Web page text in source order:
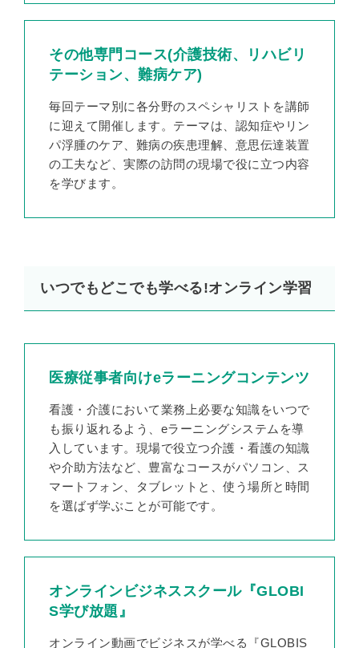
その他専門コース(介護技術、リハビリ
テーション、難病ケア)
毎回テーマ別に各分野のスペシャリストを講師
に迎えて開催します。テーマは、認知症やリン
パ浮腫のケア、難病の疾患理解、意思伝達装置
の工夫など、実際の訪問の現場で役に立つ内容
を学びます。
いつでもどこでも学べる!オンライン学習
医療従事者向けeラーニングコンテンツ
看護・介護において業務上必要な知識をいつで
も振り返れるよう、eラーニングシステムを導
入しています。現場で役立つ介護・看護の知識
や介助方法など、豊富なコースがパソコン、ス
マートフォン、タブレットと、使う場所と時間
を選ばず学ぶことが可能です。
オンラインビジネススクール『GLOBI
S学び放題』
オンライン動画でビジネスが学べる『GLOBIS